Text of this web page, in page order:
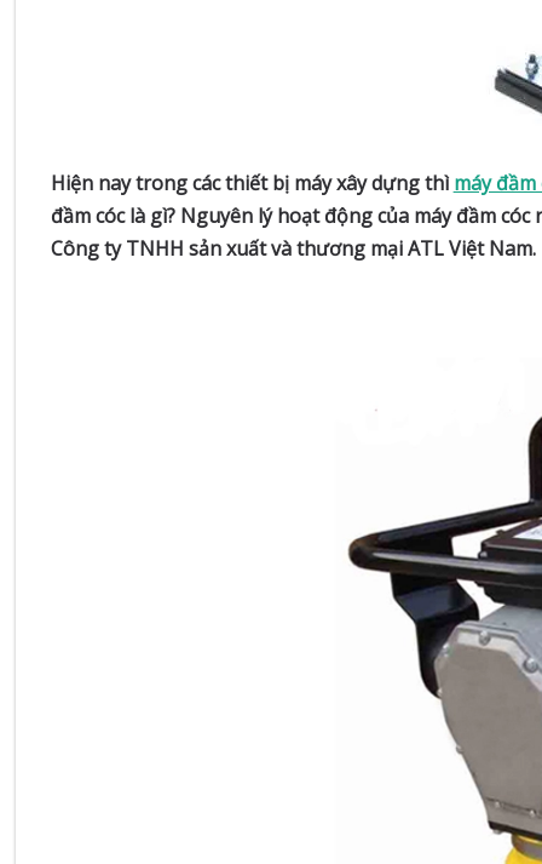
Hiện nay trong các thiết bị máy xây dựng thì máy đầm
đầm cóc là gì? Nguyên lý hoạt động của máy đầm
Công ty TNHH sản xuất và thương mại ATL Việt Nam.